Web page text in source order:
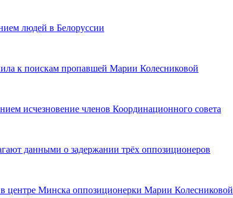
людей в Белоруссии
к поискам пропавшей Марии Колесниковой
исчезновение членов Координационного совета
данными о задержании трёх оппозиционеров
Минска оппозиционерки Марии Колесниковой